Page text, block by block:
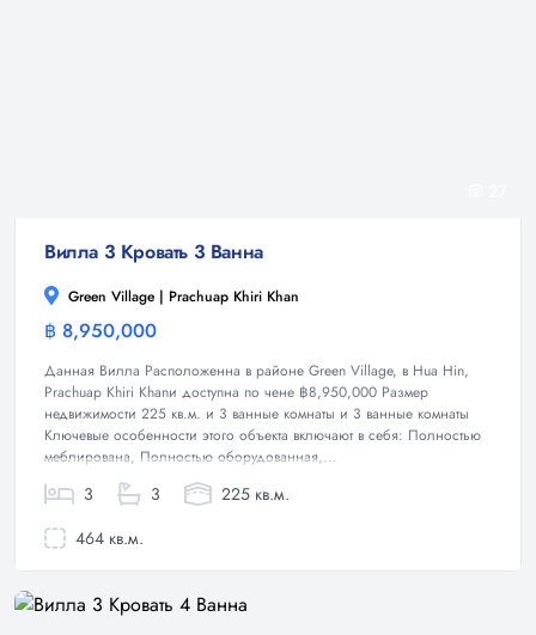
Вилла 3 Кровать 3 Ванна
Green Village | Prachuap Khiri Khan
฿ 8,950,000
Данная Вилла Расположенна в районе Green Village, в Hua Hin,
Prachuap Khiri Khanи доступна по чене ฿8,950,000 Размер
недвижимости 225 кв.м. и 3 ванные комнаты и 3 ванные комнаты
Ключевые особенности этого объекта включают в себя: Полностью
меблирована, Полностью оборудованная,...
3 3
225 кв.м.
464 кв.м.